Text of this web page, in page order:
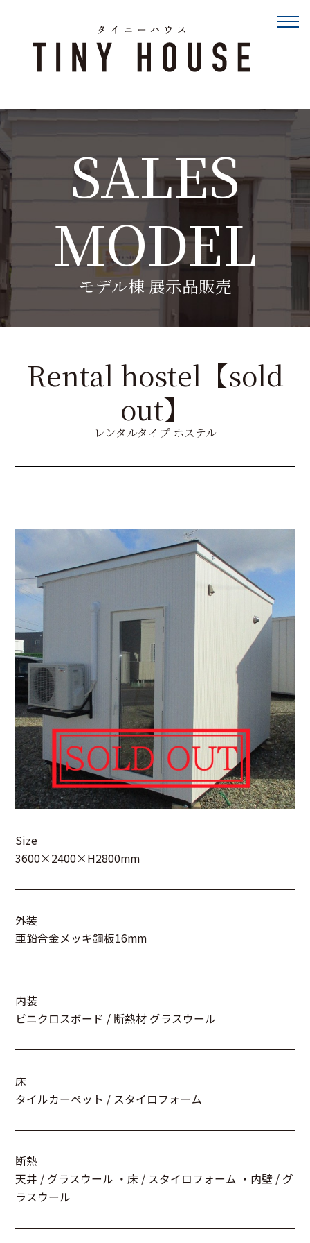
SALES
MODEL
モデル棟 展示品販売
Rental hostel【sold
out】
レンタルタイプ ホステル
Size
3600×2400×H2800mm
外装
亜鉛合金メッキ鋼板16mm
内装
ビニクロスボード / 断熱材 グラスウール
床
タイルカーペット / スタイロフォーム
断熱
天井 / グラスウール ・床 / スタイロフォーム ・内壁 / グ
ラスウール